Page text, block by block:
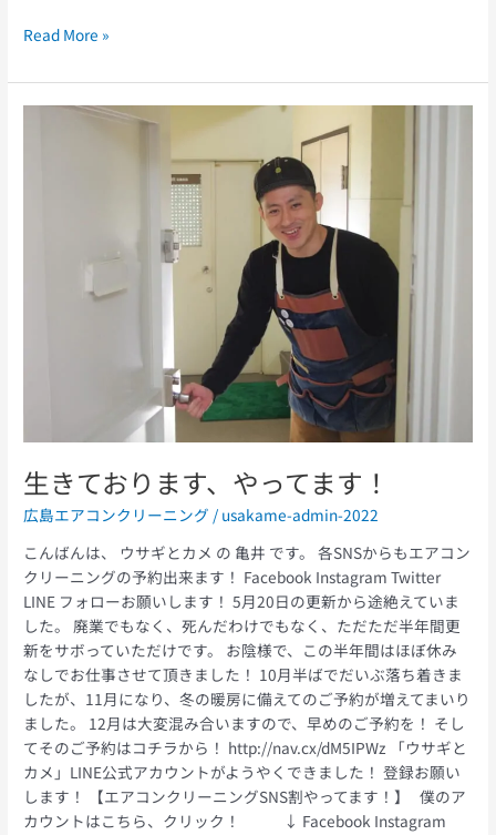
Read More »
生きております、やってます！
広島エアコンクリーニング / usakame-admin-2022
こんばんは、 ウサギとカメ の 亀井 です。 各SNSからもエアコン
クリーニングの予約出来ます！ Facebook Instagram Twitter
LINE フォローお願いします！ 5月20日の更新から途絶えていま
した。 廃業でもなく、死んだわけでもなく、ただただ半年間更
新をサボっていただけです。 お陰様で、この半年間はほぼ休み
なしでお仕事させて頂きました！ 10月半ばでだいぶ落ち着きま
したが、11月になり、冬の暖房に備えてのご予約が増えてまいり
ました。 12月は大変混み合いますので、早めのご予約を！ そし
てそのご予約はコチラから！ http://nav.cx/dM5IPWz 「ウサギと
カメ」LINE公式アカウントがようやくできました！ 登録お願い
します！ 【エアコンクリーニングSNS割やってます！】 僕のア
カウントはこちら、クリック！ ↓ Facebook Instagram